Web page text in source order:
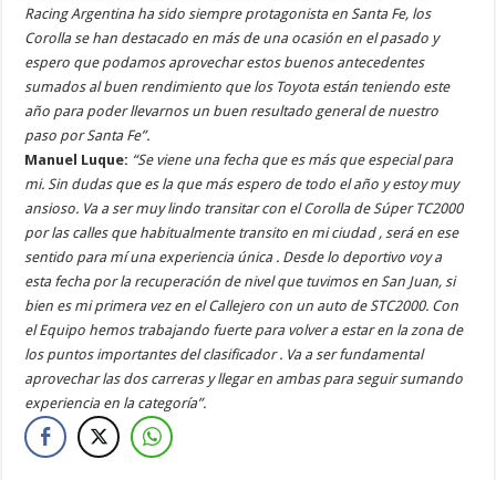
Racing Argentina ha sido siempre protagonista en Santa Fe, los
Corolla se han destacado en más de una ocasión en el pasado y
espero que podamos aprovechar estos buenos antecedentes
sumados al buen rendimiento que los Toyota están teniendo este
año para poder llevarnos un buen resultado general de nuestro
paso por Santa Fe”.
Manuel Luque: “Se viene una fecha que es más que especial para
mi. Sin dudas que es la que más espero de todo el año y estoy muy
ansioso. Va a ser muy lindo transitar con el Corolla de Súper TC2000
por las calles que habitualmente transito en mi ciudad , será en ese
sentido para mí una experiencia única . Desde lo deportivo voy a
esta fecha por la recuperación de nivel que tuvimos en San Juan, si
bien es mi primera vez en el Callejero con un auto de STC2000. Con
el Equipo hemos trabajando fuerte para volver a estar en la zona de
los puntos importantes del clasificador . Va a ser fundamental
aprovechar las dos carreras y llegar en ambas para seguir sumando
experiencia en la categoría”.